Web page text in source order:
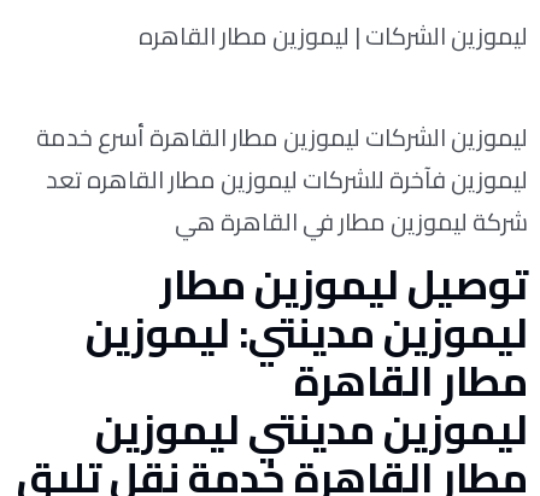
ليموزين الشركات | ليموزين مطار القاهره
ليموزين الشركات ليموزين مطار القاهرة أسرع خدمة
ليموزين فآخرة للشركات ليموزين مطار القاهره تعد
شركة ليموزين مطار في القاهرة هي
توصيل ليموزين مطار
ليموزين مدينتي: ليموزين
مطار القاهرة
ليموزين مدينتي ليموزين
مطار القاهرة خدمة نقل تليق